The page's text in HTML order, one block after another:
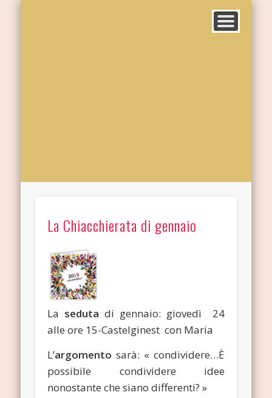
La Chiacchierata di gennaio
La seduta di gennaio: giovedì 24
alle ore 15-Castelginest con Maria
L’argomento sarà: « condividere…È
possibile condividere idee
nonostante che siano differenti? »